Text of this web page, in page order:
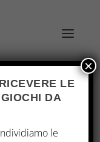
Number / UNF02IT
LE
DA
le
×